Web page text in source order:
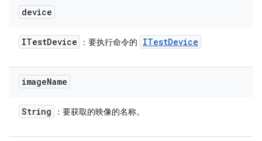
device
ITestDevice ：要执行命令的 ITestDevice
imageName
String ：要获取的映像的名称。